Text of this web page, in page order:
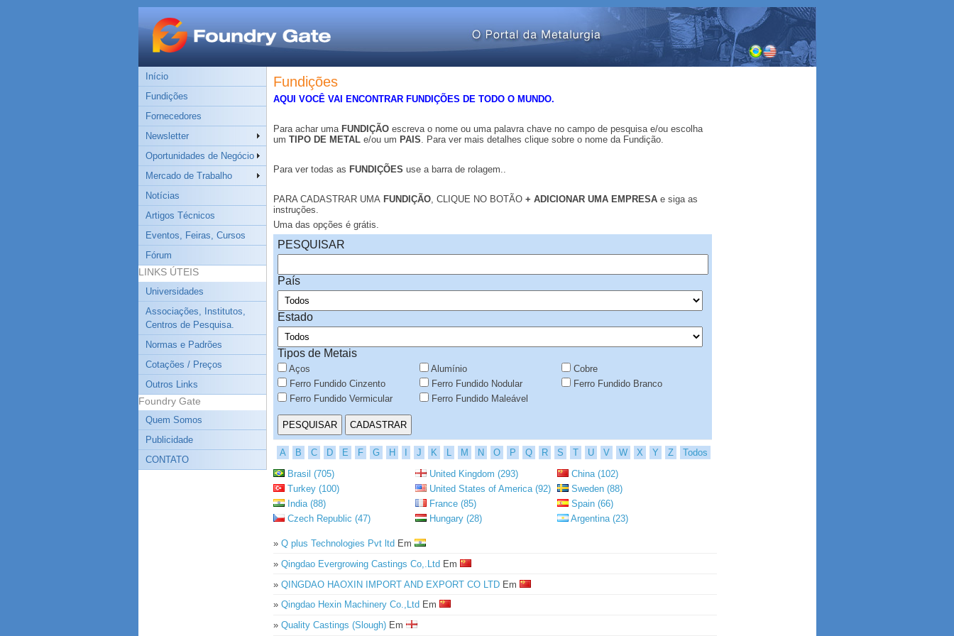
Início
Fundições
Fornecedores
Newsletter
Oportunidades de Negócio
Mercado de Trabalho
Notícias
Artigos Técnicos
Eventos, Feiras, Cursos
Fórum
LINKS ÚTEIS
Universidades
Associações, Institutos,
Centros de Pesquisa.
Normas e Padrões
Cotações / Preços
Outros Links
Foundry Gate
Quem Somos
Publicidade
CONTATO
Fundições
AQUI VOCÊ VAI ENCONTRAR FUNDIÇÕES DE TODO O MUNDO.
Para achar uma FUNDIÇÃOescreva o nome ou uma palavra chave no campo de pesquisa e/ou escolha
um TIPO DE METAL e/ou um PAIS. Para ver mais detalhes clique sobre o nome da Fundição.
Para ver todas as FUNDIÇÕES use a barra de rolagem..
PARA CADASTRAR UMAFUNDIÇÃO, CLIQUE NO BOTÃO + ADICIONAR UMA EMPRESA e siga as
instruções.
Uma das opções é grátis.
PESQUISAR
País
Estado
Tipos de Metais
Aços Alumínio
Cobre
Ferro Fundido Cinzento
Ferro Fundido Nodular
Ferro Fundido Branco
Ferro Fundido Vermicular
Ferro Fundido Maleável
A B C D E F G H J K L M N O P Q R S T U V W X Y Z
Todos
Brasil (705)
United Kingdom (293)
China (102)
Turkey (100)
United States of America (92)
Sweden (88)
India (88)
France (85)
Spain (66)
Czech Republic (47)
Hungary (28) Argentina (23)
» Q plus Technologies Pvt ltd Em
» Qingdao Evergrowing Castings Co,.Ltd Em
» QINGDAO HAOXIN IMPORT AND EXPORT CO LTDEm
» Qingdao Hexin Machinery Co.,Ltd Em
» Quality Castings (Slough)Em